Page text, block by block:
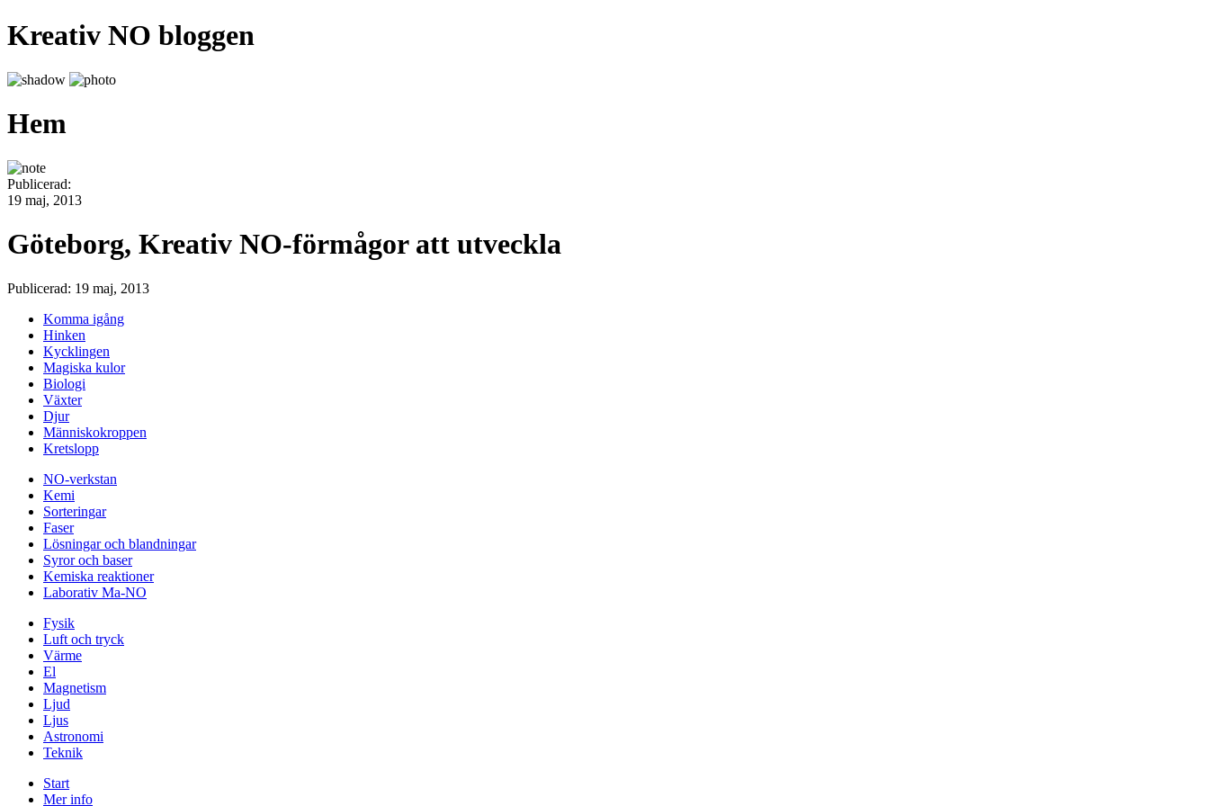
Kreativ NO bloggen
Hem
Publicerad:
19 maj, 2013
Göteborg, Kreativ NO-förmågor att utveckla
Publicerad: 19 maj, 2013
Komma igång
Hinken
Kycklingen
Magiska kulor
Biologi
Växter
Djur
Människokroppen
Kretslopp
NO-verkstan
Kemi
Sorteringar
Faser
Lösningar och blandningar
Syror och baser
Kemiska reaktioner
Laborativ Ma-NO
Fysik
Luft och tryck
Värme
El
Magnetism
Ljud
Ljus
Astronomi
Teknik
Start
Mer info